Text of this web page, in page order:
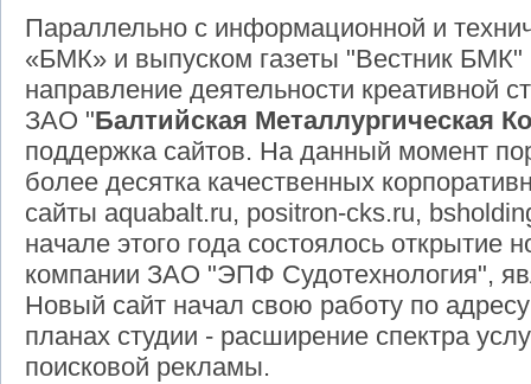
Параллельно с информационной и
«БМК» и выпуском газеты "Вестник БМК"
направление деятельности креативной
ЗАО "Балтийская Металлургическая
поддержка сайтов. На данный момент
более десятка качественных
сайты aquabalt.ru, positron-cks.ru,
начале этого года состоялось открытие
компании ЗАО "ЭПФ Судотехнология",
Новый сайт начал свою работу по
планах студии - расширение спектра
поисковой рекламы.